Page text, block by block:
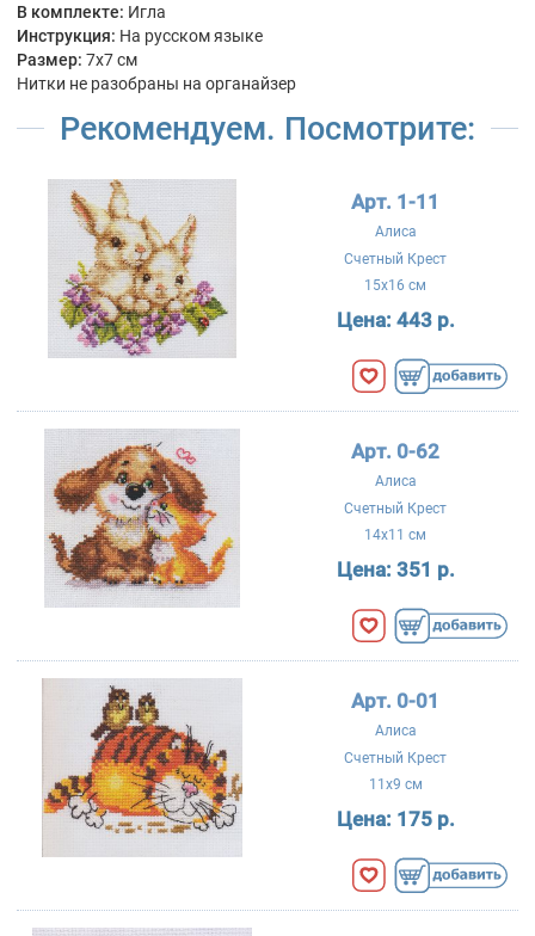
В комплекте: Игла
Инструкция: На русском языке
Размер: 7x7 см
Нитки не разобраны на органайзер
Рекомендуем. Посмотрите:
Арт. 1-11
Алиса
Счетный Крест
15x16 см
Цена: 443 р.
Арт. 0-62
Алиса
Счетный Крест
14x11 см
Цена: 351 р.
Арт. 0-01
Алиса
Счетный Крест
11x9 см
Цена: 175 р.